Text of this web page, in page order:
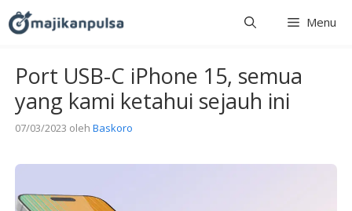
Langsung
ke
Menu
Port USB-C iPhone 15, semua
yang kami ketahui sejauh ini
07/03/2023 oleh Baskoro